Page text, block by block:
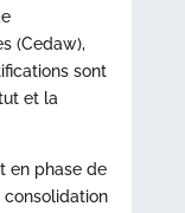
(Cedaw),
sont
et la
en phase de